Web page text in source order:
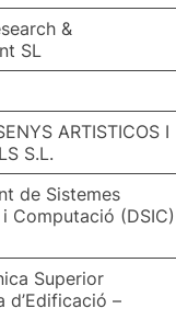
&
SL
ARTISTICOS I
S.L.
de Sistemes
Computació (DSIC)
Superior
d’Edificació –